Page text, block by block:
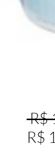
R$
R$